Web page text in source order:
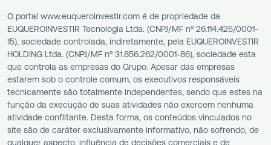
O portal www.euqueroinvestir.com é de propriedade da
EUQUEROINVESTIR Tecnologia Ltda. (CNPJ/MF nº 26.114.425/0001-
15), sociedade controlada, indiretamente, pela EUQUEROINVESTIR
HOLDING Ltda. (CNPJ/MF nº 31.856.262/0001-86), sociedade esta
que controla as empresas do Grupo. Apesar das empresas
estarem sob o controle comum, os executivos responsáveis
tecnicamente são totalmente independentes, sendo que estes na
função da execução de suas atividades não exercem nenhuma
atividade conflitante. Desta forma, os conteúdos vinculados no
site são de caráter exclusivamente informativo, não sofrendo, de
qualquer aspecto, influência de decisões comerciais e de